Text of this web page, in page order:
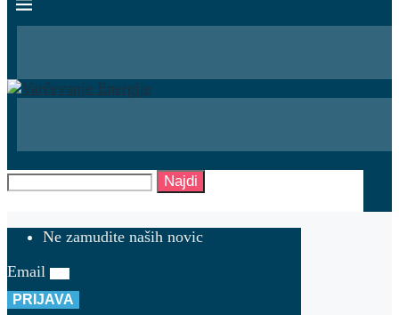
Najdi
Ne zamudite naših novic
Email
PRIJAVA